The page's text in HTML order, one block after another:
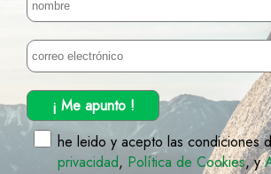
¡ Me apunto !
he leido y acepto las condiciones
privacidad, Política de Cookies, y